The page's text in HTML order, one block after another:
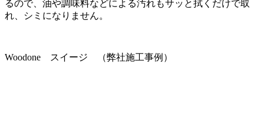
るので、油や調味料などによる汚れもサッと拭くだけで取
れ、シミになりません。
Woodone スイージ （弊社施工事例）